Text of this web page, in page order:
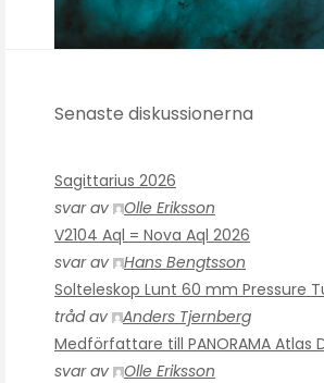
Senaste diskussionerna
Sagittarius 2026
svar av
Olle Eriksson
V2104 Aql = Nova Aql 2026
svar av
Hans Bengtsson
Solteleskop Lunt 60 mm Pressure
tråd av
Anders Tjernberg
Medförfattare till PANORAMA Atlas
svar av
Olle Eriksson